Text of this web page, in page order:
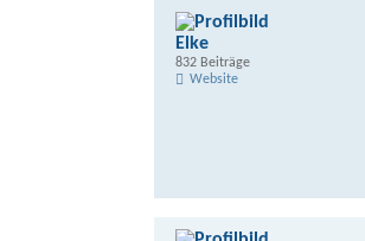
Elke
832 Beiträge
Website